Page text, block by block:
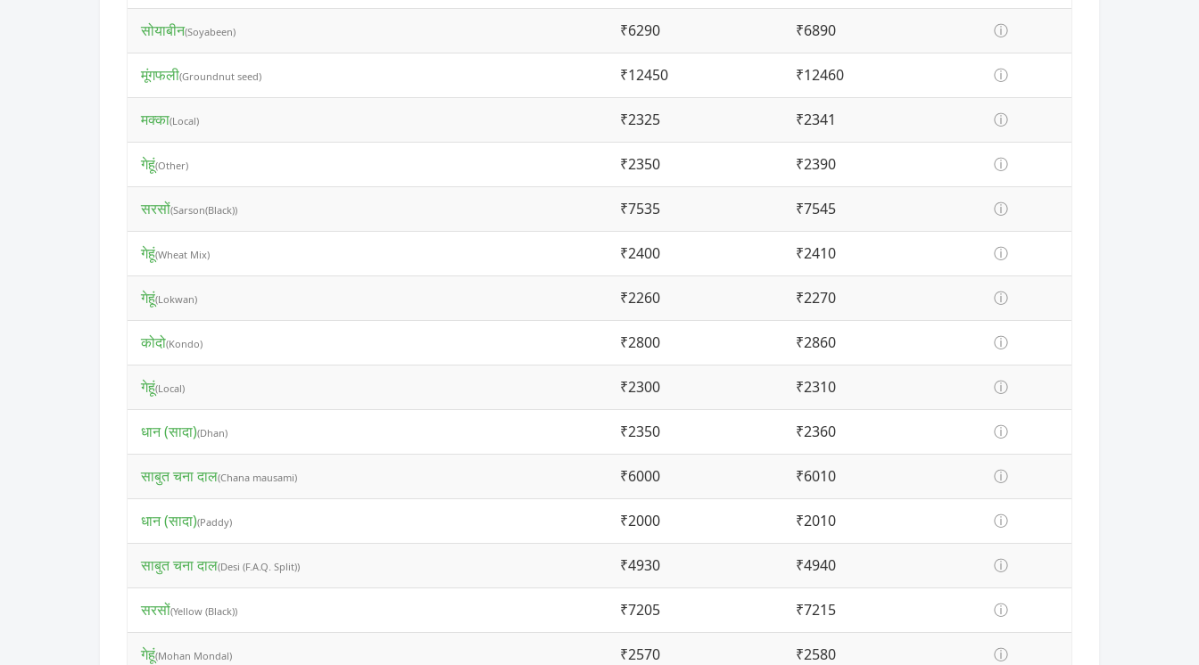
सोयाबीन(Soyabeen) ₹6290 ₹6890 ⓘ
मूंगफली(Groundnut seed) ₹12450 ₹12460 ⓘ
मक्का(Local) ₹2325 ₹2341 ⓘ
गेहूं(Other) ₹2350 ₹2390 ⓘ
सरसों(Sarson(Black)) ₹7535 ₹7545 ⓘ
गेहूं(Wheat Mix) ₹2400 ₹2410 ⓘ
गेहूं(Lokwan) ₹2260 ₹2270 ⓘ
कोदो(Kondo) ₹2800 ₹2860 ⓘ
गेहूं(Local) ₹2300 ₹2310 ⓘ
धान (सादा)(Dhan) ₹2350 ₹2360 ⓘ
साबुत चना दाल(Chana mausami) ₹6000 ₹6010 ⓘ
धान (सादा)(Paddy) ₹2000 ₹2010 ⓘ
साबुत चना दाल(Desi (F.A.Q. Split)) ₹4930 ₹4940 ⓘ
सरसों(Yellow (Black)) ₹7205 ₹7215 ⓘ
गेहूं(Mohan Mondal) ₹2570 ₹2580 ⓘ